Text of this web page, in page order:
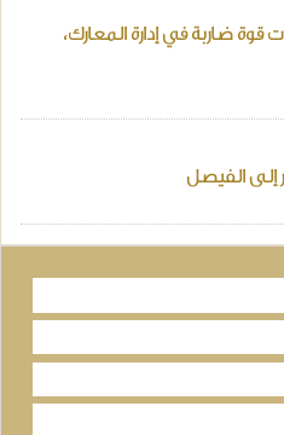
قوة ضاربة في إدارة المعارك،
إلى الفيصل